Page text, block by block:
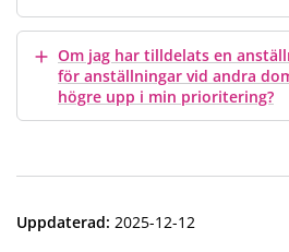
Visa merOm jag har tilldelats en
för anställningar vid andra
högre upp i min prioritering?
Uppdaterad: 2025-12-12